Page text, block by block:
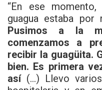
“En ese
guagua estaba por
Pusimos a la
comenzamos a
recibir la guagüita.
bien. Es primera
así(…) Llevo varios